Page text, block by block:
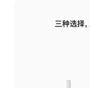
三种选择